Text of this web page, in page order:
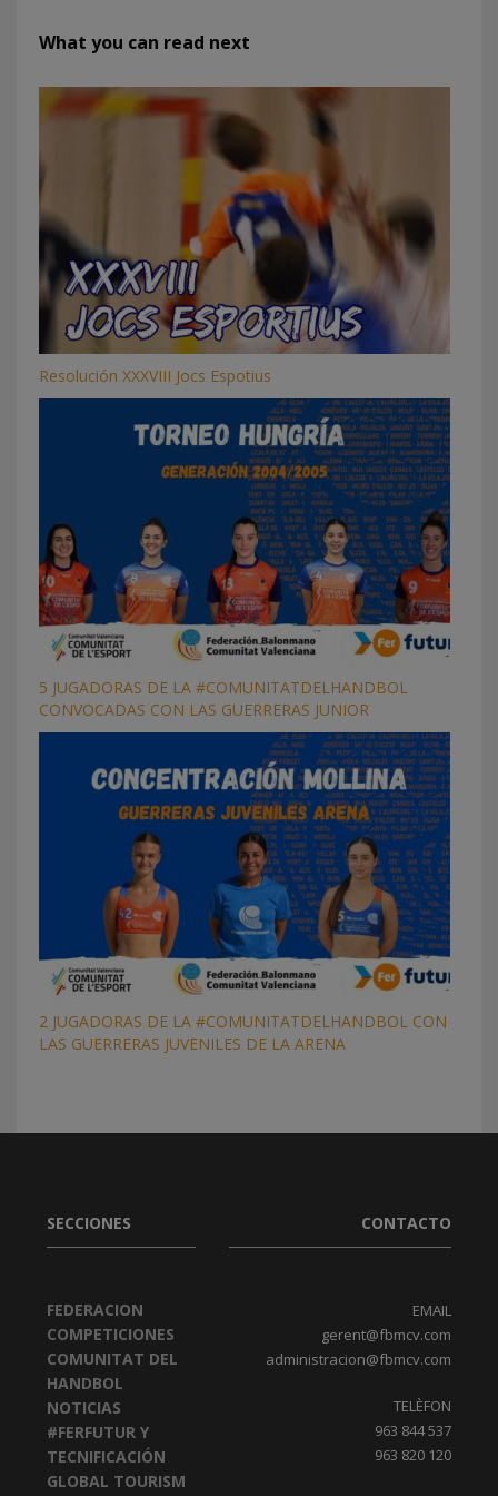
What you can read next
Resolución XXXVIII Jocs Espotius
5 JUGADORAS DE LA #COMUNITATDELHANDBOL
CONVOCADAS CON LAS GUERRERAS JUNIOR
2 JUGADORAS DE LA #COMUNITATDELHANDBOL CON
LAS GUERRERAS JUVENILES DE LA ARENA
SECCIONES
FEDERACION
COMPETICIONES
COMUNITAT DEL
HANDBOL
NOTICIAS
#FERFUTUR Y
TECNIFICACIÓN
GLOBAL TOURISM
CONTACTO
EMAIL
gerent@fbmcv.com
administracion@fbmcv.com
TELÈFON
963 844 537
963 820 120